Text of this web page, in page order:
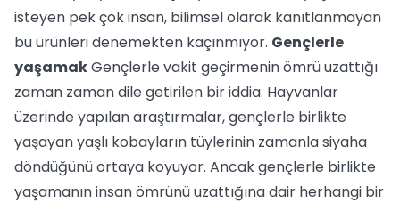
isteyen pek çok insan, bilimsel olarak kanıtlanmayan
bu ürünleri denemekten kaçınmıyor. Gençlerle
yaşamakGençlerle vakit geçirmenin ömrü uzattığı
zaman zaman dile getirilen bir iddia. Hayvanlar
üzerinde yapılan araştırmalar, gençlerle birlikte
yaşayan yaşlı kobayların tüylerinin zamanla siyaha
döndüğünü ortaya koyuyor. Ancak gençlerle birlikte
yaşamanın insan ömrünü uzattığına dair herhangi bir